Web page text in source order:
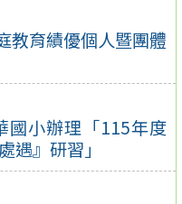
教育績優個人暨團體
國小辦理「115年度
遇』研習」